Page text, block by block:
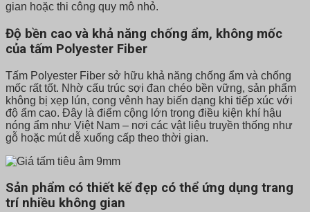
gian hoặc thi công quy mô nhỏ.
Độ bền cao và khả năng chống ẩm, không mốc
của tấm Polyester Fiber
Tấm Polyester Fiber sở hữu khả năng chống ẩm và chống
mốc rất tốt. Nhờ cấu trúc sợi đan chéo bền vững, sản phẩm
không bị xẹp lún, cong vênh hay biến dạng khi tiếp xúc với
độ ẩm cao. Đây là điểm cộng lớn trong điều kiện khí hậu
nóng ẩm như Việt Nam – nơi các vật liệu truyền thống như
gỗ hoặc mút dễ xuống cấp theo thời gian.
Sản phẩm có thiết kế đẹp có thể ứng dụng trang
trí nhiều không gian